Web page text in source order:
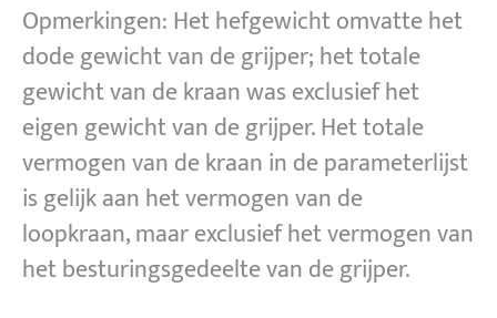
Opmerkingen: Het hefgewicht omvatte het
dode gewicht van de grijper; het totale
gewicht van de kraan was exclusief het
eigen gewicht van de grijper. Het totale
vermogen van de kraan in de parameterlijst
is gelijk aan het vermogen van de
loopkraan, maar exclusief het vermogen van
het besturingsgedeelte van de grijper.